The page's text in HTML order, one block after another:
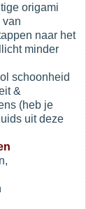
origami
van
naar het
minder
schoonheid
&
(heb je
uit deze